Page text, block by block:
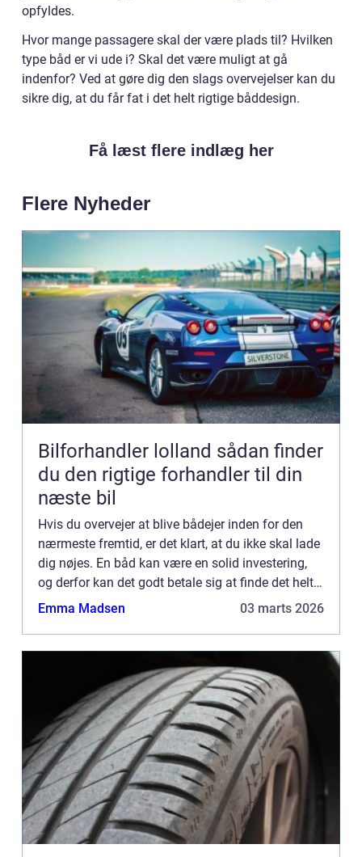
opfyldes.
Hvor mange passagere skal der være plads til? Hvilken
type båd er vi ude i? Skal det være muligt at gå
indenfor? Ved at gøre dig den slags overvejelser kan du
sikre dig, at du får fat i det helt rigtige båddesign.
Få læst flere indlæg her
Flere Nyheder
Bilforhandler lolland sådan finder
du den rigtige forhandler til din
næste bil
Hvis du overvejer at blive bådejer inden for den
nærmeste fremtid, er det klart, at du ikke skal lade
dig nøjes. En båd kan være en solid investering,
og derfor kan det godt betale sig at finde det helt
rigtige båddesign. Ved at søge online kan du si...
Emma Madsen 03 marts 2026